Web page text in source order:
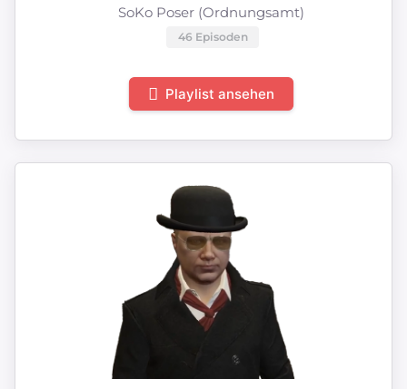
SoKo Poser (Ordnungsamt)
46 Episoden
Playlist ansehen